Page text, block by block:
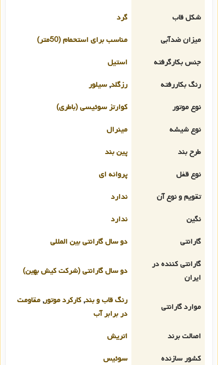
شکل قاب
گرد
میزان ضدآبی
مناسب برای استحمام (50متر)
جنس بکارگرفته
استیل
رنگ بکاررفته
رزگلد, سیلور
نوع موتور
کوارتز سوئیسی (باطری)
نوع شیشه
مینرال
طرح بند
پین بند
نوع قفل
پروانه ای
تقویم و نوع آن
ندارد
نگین
ندارد
گارانتی
دو سال گارانتی بین المللی
گارانتی کننده در
ایران
دو سال گارانتی (شرکت کیش بهین)
موارد گارانتی
رنگ قاب و بند, کارکرد موتور, مقاومت
در برابر آب
اصالت برند
اتریش
کشور سازنده
سوئیس